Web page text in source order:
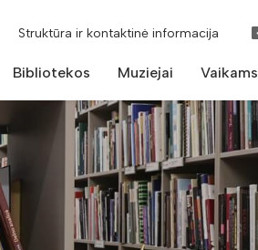
Struktūra ir kontaktinė informacija
Bibliotekos Muziejai Vaikams